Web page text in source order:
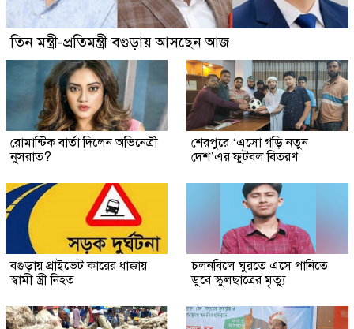
তিন মন্ত্রী-প্রতিমন্ত্রী বগুড়ায় আসছেন আজ
রোমান্টিক বার্তা দিলেন অভিনেত্রী
নুসরাত?
শেরপুরে ‘এসো গড়ি নতুন
দেশ’এর ফুটবল বিতরণ
বগুড়ায় প্রাইভেট কারের ধাক্কায়
স্বামী স্ত্রী নিহত
চলনবিলে ঘুরতে এসে পানিতে
ডুবে স্কুলছাত্রের মৃত্যু